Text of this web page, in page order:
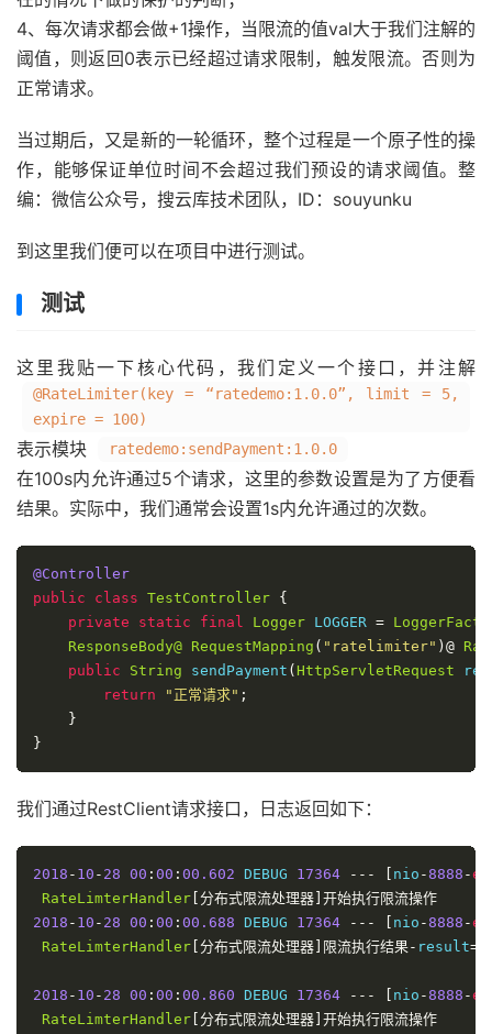
4、每次请求都会做+1操作，当限流的值val大于我们注解的
阈值，则返回0表示已经超过请求限制，触发限流。否则为
正常请求。
当过期后，又是新的一轮循环，整个过程是一个原子性的操
作，能够保证单位时间不会超过我们预设的请求阈值。整
编：微信公众号，搜云库技术团队，ID：souyunku
到这里我们便可以在项目中进行测试。
测试
这里我贴一下核心代码，我们定义一个接口，并注解
@RateLimiter(key = “ratedemo:1.0.0”, limit = 5,
expire = 100)
表示模块 ratedemo:sendPayment:1.0.0
在100s内允许通过5个请求，这里的参数设置是为了方便看
结果。实际中，我们通常会设置1s内允许通过的次数。
@Controller
public
class TestController {
private
static final Logger LOGGER =
ResponseBody@ RequestMapping ( "ratelimiter" )@
public
String sendPayment ( HttpServletRequest
return
"正常请求" ;
}
}
我们通过RestClient请求接口，日志返回如下：
2018 - 10 - 28 00 : 00 : 00.602 DEBUG 17364 --- nio -8888 -
RateLimterHandler [分布式限流处理器]开始执行限流操作
2018 - 10 - 28 00 : 00 : 00.688 DEBUG 17364 --- nio -8888 -
RateLimterHandler [分布式限流处理器]限流执行结果- result=
2018 - 10 - 28 00 : 00 : 00.860 DEBUG 17364 --- nio -8888 -
RateLimterHandler [分布式限流处理器]开始执行限流操作